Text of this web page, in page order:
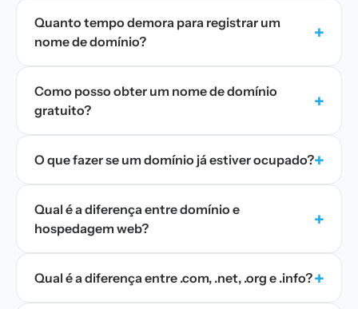
Quanto tempo demora para registrar um
nome de domínio?
+
Como posso obter um nome de domínio
gratuito?
+
O que fazer se um domínio já estiver ocupado?+
Qual é a diferença entre domínio e
hospedagem web?
+
Qual é a diferença entre .com, .net, .org e .info?+